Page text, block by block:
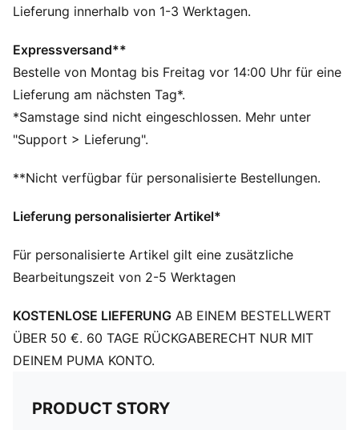
Aus 100 % recyceltem Material, Besatz und Deko sind
DETAILS
Regular Fit
Geschlossener Saum
Gerippte Bündchen
Elastischer Bund mit Tunnelzügen innen
Seitentaschen
100% Polyester recycelt
Lieferung innerhalb von 1-3 Werktagen.
Expressversand**
Bestelle von Montag bis Freitag vor 14:00 Uhr für eine
Lieferung am nächsten Tag*.
*Samstage sind nicht eingeschlossen. Mehr unter
"Support > Lieferung".
**Nicht verfügbar für personalisierte Bestellungen.
Lieferung personalisierter Artikel*
Für personalisierte Artikel gilt eine zusätzliche
Bearbeitungszeit von 2-5 Werktagen
KOSTENLOSE LIEFERUNG AB EINEM BESTELLWERT
ÜBER 50 €. 60 TAGE RÜCKGABERECHT NUR MIT
DEINEM PUMA KONTO.
PRODUCT STORY